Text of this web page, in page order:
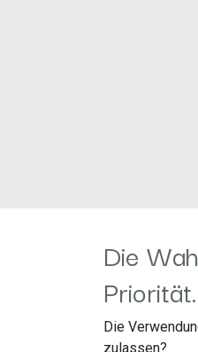
acv Serie
Die
Priorität.
Die
zulassen?